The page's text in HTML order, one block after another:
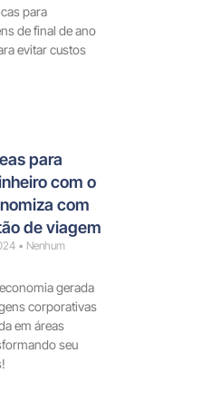
para
de final de ano
evitar custos
para
com o
com
de viagem
Nenhum
gerada
corporativas
em áreas
seu